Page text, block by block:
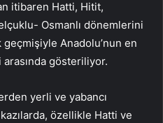
itibaren Hatti, Hitit,
Osmanlı dönemlerini
geçmişiyle Anadolu’nun en
gösteriliyor.
yerli ve yabancı
kazılarda, özellikle Hatti ve